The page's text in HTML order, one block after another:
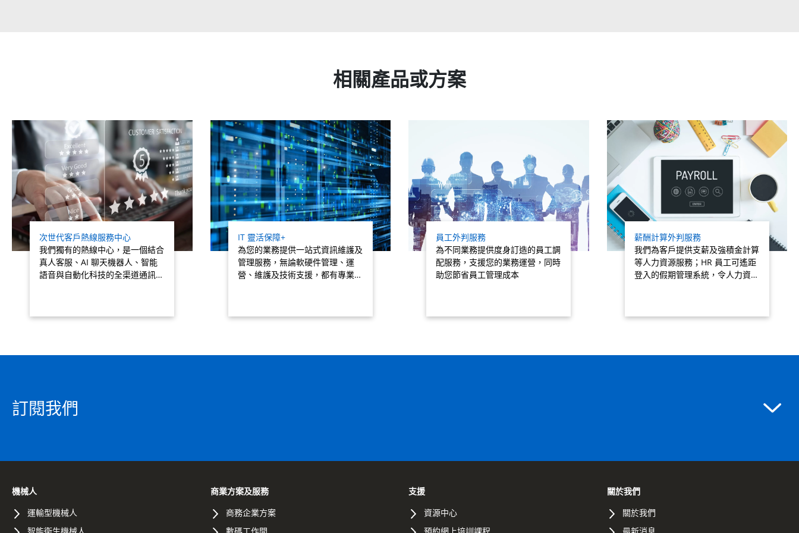
相關產品或方案
Related products titles
次世代客戶熱線服務中心
我們獨有的熱線中心，是一個結合
真人客服、AI 聊天機器人、智能
語音與自動化科技的全渠道通訊…
IT 靈活保障+
為您的業務提供一站式資訊維護及
管理服務，無論軟硬件管理、運
營、維護及技術支援，都有專業…
員工外判服務
為不同業務提供度身訂造的員工調
配服務，支援您的業務運營，同時
助您節省員工管理成本
薪酬計算外判服務
我們為客戶提供支薪及強積金計算
等人力資源服務；HR 員工可遙距
登入的假期管理系統，令人力資…
訂閱我們
機械人
運輸型機械人
商業方案及服務
商務企業方案
支援
資源中心
關於我們
關於我們